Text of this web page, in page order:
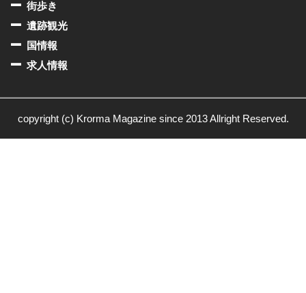
街歩き
遺跡観光
国情報
求人情報
copyright (c) Krorma Magazine since 2013 Allright Reserved.